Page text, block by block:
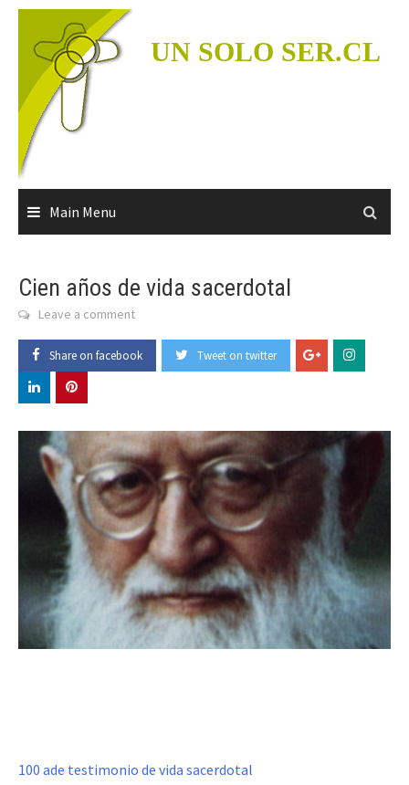
Skip
content
UN SOLO SER.CL
Main Menu
Cien años de vida sacerdotal
Leave a comment
Share on facebook Tweet on twitter
100 ade testimonio de vida sacerdotal